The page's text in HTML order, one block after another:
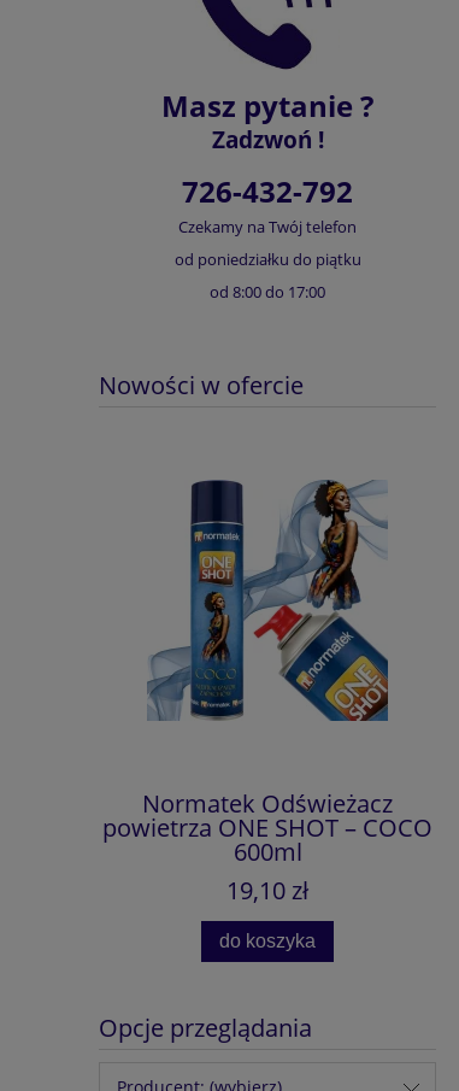
Masz pytanie ?
Zadzwoń !
726-432-792
Czekamy na Twój telefon
od poniedziałku do piątku
od 8:00 do 17:00
Nowości w ofercie
Normatek Odświeżacz
powietrza ONE SHOT – COCO
600ml
19,10 zł
do koszyka
Opcje przeglądania
Producent: (wybierz)